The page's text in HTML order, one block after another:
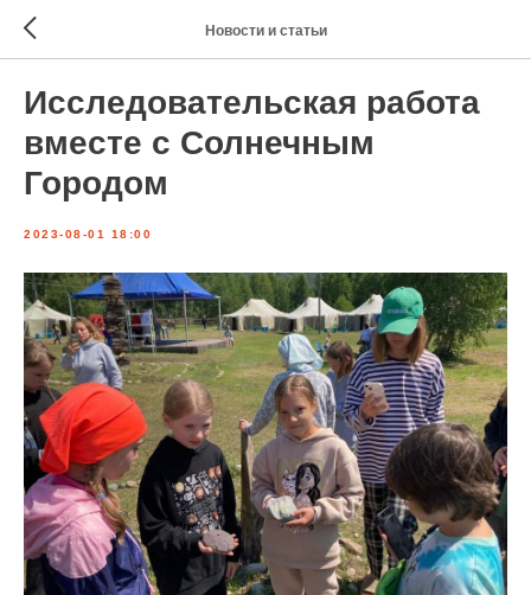
Новости и статьи
Исследовательская работа
вместе с Солнечным
Городом
2023-08-01 18:00